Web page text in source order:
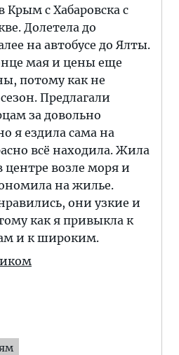
Крым с Хабаровска с
Долетела до
на автобусе до Ялты.
мая и цены еще
потому как не
Предлагали
за довольно
я ездила сама на
всё находила. Жила
центре возле моря и
на жилье.
они узкие и
как я привыкла к
и к широким.